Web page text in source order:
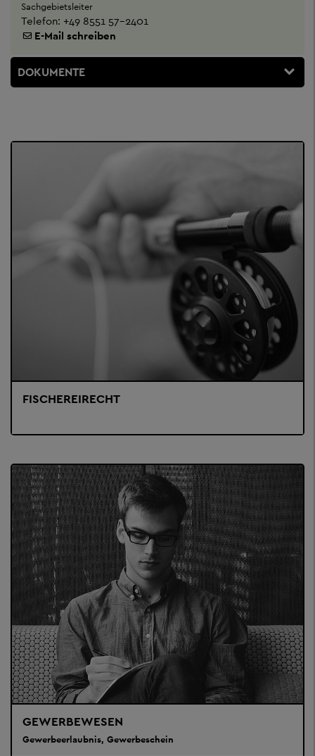
Sachgebietsleiter
Telefon: +49 8551 57-2401
E-Mail schreiben
DOKUMENTE
FISCHEREIRECHT
GEWERBEWESEN
Gewerbeerlaubnis, Gewerbeschein